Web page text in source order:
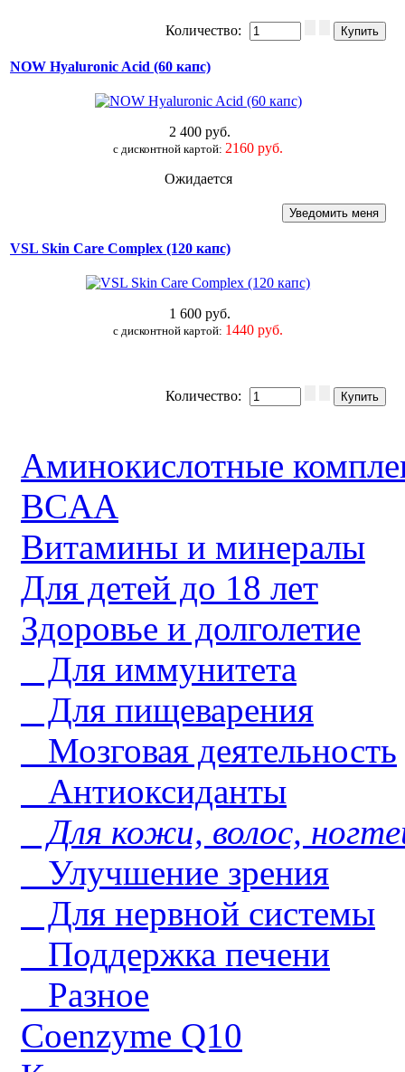
Количество:
NOW Hyaluronic Acid (60 капс)
2 400 руб.
c дисконтной картой: 2160 руб.
Ожидается
VSL Skin Care Complex (120 капс)
1 600 руб.
c дисконтной картой: 1440 руб.
Количество:
Аминокислотные
BCAA
Витамины и минералы
Для детей до 18 лет
Здоровье и долголетие
Для иммунитета
Для пищеварения
Мозговая деятельность
Антиоксиданты
Для кожи, волос,
Улучшение зрения
Для нервной системы
Поддержка печени
Разное
Coenzyme Q10